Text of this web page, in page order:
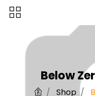
Below
Shop